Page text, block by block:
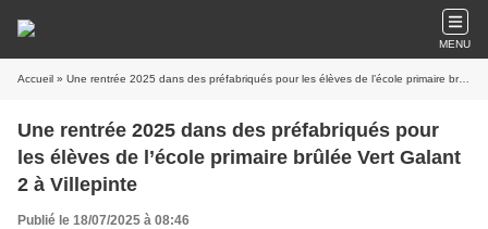
MENU
Accueil » Une rentrée 2025 dans des préfabriqués pour les élèves de l’école primaire brûlée Vert Galant 2 à Villepinte
Une rentrée 2025 dans des préfabriqués pour
les élèves de l’école primaire brûlée Vert Galant
2 à Villepinte
Publié le 18/07/2025 à 08:46